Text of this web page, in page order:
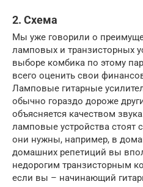
2. Схема
Мы уже говорили о
ламповых и транзисторных
выборе комбика по этому
всего оценить свои
Ламповые гитарные
обычно гораздо дороже
объясняется качеством
ламповые устройства стоят
они нужны, например, в
домашних репетиций вы
недорогим транзисторным
если вы – начинающий